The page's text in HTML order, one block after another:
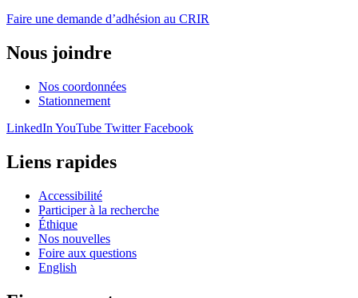
Faire une demande d’adhésion au CRIR
Nous joindre
Nos coordonnées
Stationnement
LinkedIn YouTube Twitter Facebook
Liens rapides
Accessibilité
Participer à la recherche
Éthique
Nos nouvelles
Foire aux questions
English